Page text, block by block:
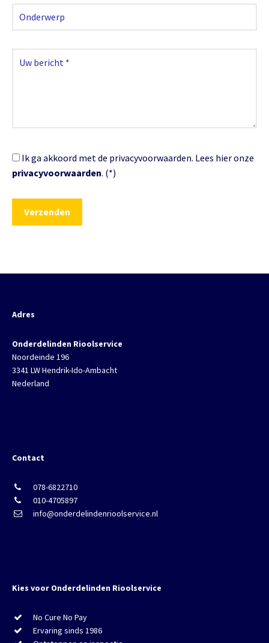
Ik ga akkoord met de privacyvoorwaarden. Lees hier onze
privacyvoorwaarden. (*)
Adres
Onderdelinden Rioolservice
Noordeinde 196
3341 LW Hendrik-Ido-Ambacht
Nederland
Contact
078-6822710
010-4705897
info@onderdelindenrioolservice.nl
Kies voor Onderdelinden Rioolservice
No Cure No Pay
Ervaring sinds 1986